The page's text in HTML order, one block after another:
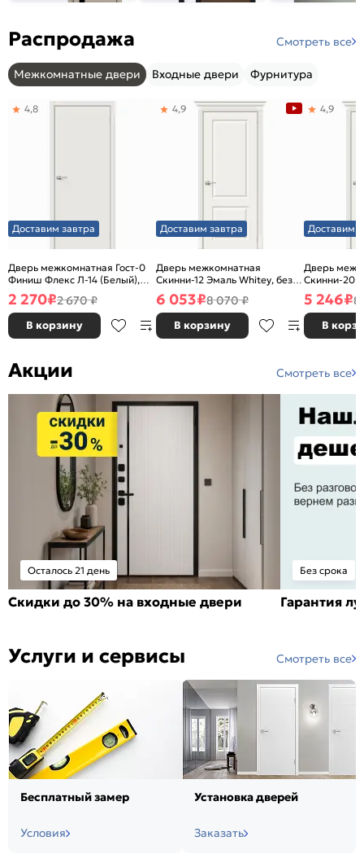
Распродажа Смотреть все
Межкомнатные двери Входные двери Фурнитура
Доставим завтра
Дверь межкомнатная Гост-0
Финиш Флекс Л-14 (Белый),
глухая, каркасно-щитовая
4,8
2 270₽2 670 ₽
В корзину
Доставим завтра
Дверь межкомнатная
Скинни-12 Эмаль Whitey, без
декора, глухая, без стекла,
без кромки, скиновая
4,9
6 053₽8 070 ₽
В корзину
Доставим
Дверь
Скинни-20
декора,
без кромки,
4,9
5 246₽8
В
Акции Смотреть все
Осталось 21 день
Скидки до 30% на входные двери
Без срока
Гарантия
Услуги и сервисы Смотреть все
Бесплатный замер
Условия
Установка дверей
Заказать